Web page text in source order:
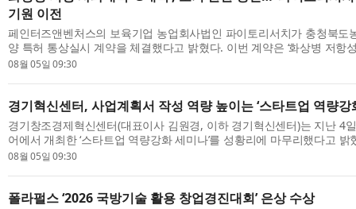
기원 이전
페인터즈앤벤처스의 보육기업 농업회사법인 파이토리서치가 충청북도
양 특허 통상실시 계약을 체결했다고 밝혔다. 이번 계약은 ‘화상병 저항
량증식 배양 방법’에 대한 조직배양 특허...
08월 05일 09:30
경기혁신센터, 사업계획서 작성 역량 높이는 ‘스타트업 역량강
경기창조경제혁신센터(대표이사 김원경, 이하 경기혁신센터)는 지난 4
어에서 개최한 ‘스타트업 역량강화 세미나’를 성황리에 마무리했다고
예비·초기 창업자의 사업계획서 작성 ...
08월 05일 09:30
폴라펄스 ‘2026 국방기술 활용 창업경진대회’ 은상 수상